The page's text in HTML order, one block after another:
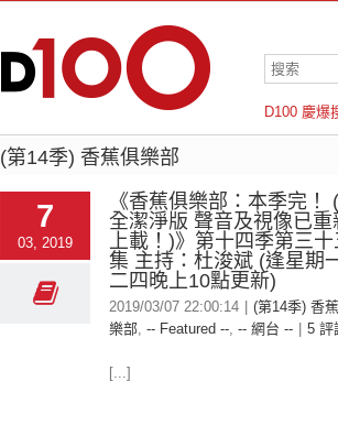
D100 慶爆
羅倫斯
(第14季) 香蕉俱樂部
7
03, 2019
《香蕉俱樂部：本季完！
全潔淨版 聲音及視像已重
上載！)》第十四季第三十
集 主持：杜浚斌 (逢星期
二四晚上10點更新)
2019/03/07 22:00:14
(第14季) 香
樂部, -- Featured --, -- 網台 -- 5 評
[...]